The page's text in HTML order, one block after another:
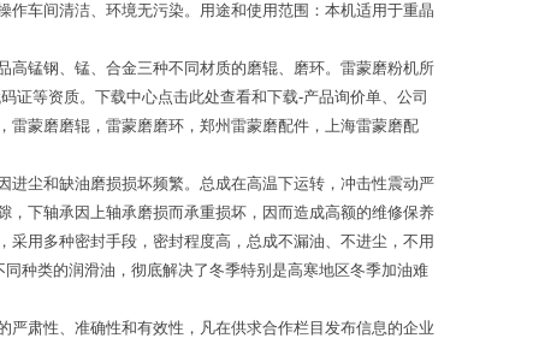
车间清洁、环境无污染。用途和使用范围：本机适用于重晶
锰钢、锰、合金三种不同材质的磨辊、磨环。雷蒙磨粉机所
证等资质。下载中心点击此处查看和下载-产品询价单、公司
蒙磨磨辊，雷蒙磨磨环，郑州雷蒙磨配件，上海雷蒙磨配
尘和缺油磨损损坏频繁。总成在高温下运转，冲击性震动严
下轴承因上轴承磨损而承重损坏，因而造成高额的维修保养
用多种密封手段，密封程度高，总成不漏油、不进尘，不用
种类的润滑油，彻底解决了冬季特别是高寒地区冬季加油难
肃性、准确性和有效性，凡在供求合作栏目发布信息的企业